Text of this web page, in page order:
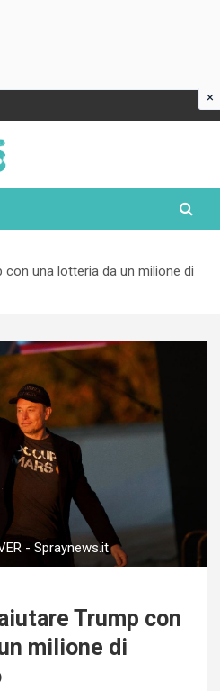
con una lotteria da un milione di
- Spraynews.it
Trump con
milione di
×